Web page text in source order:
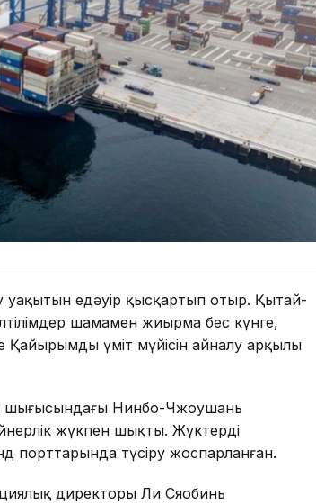
уақытын едәуір қысқартып отыр. Қытай-
шамамен жиырма бес күнге,
үміт мүйісін айналу арқылы
шығысындағы Нинбо-Чжоушань
жүкпен шықты. Жүктерді
түсіру жоспарланған.
директоры Ли Сяобинь